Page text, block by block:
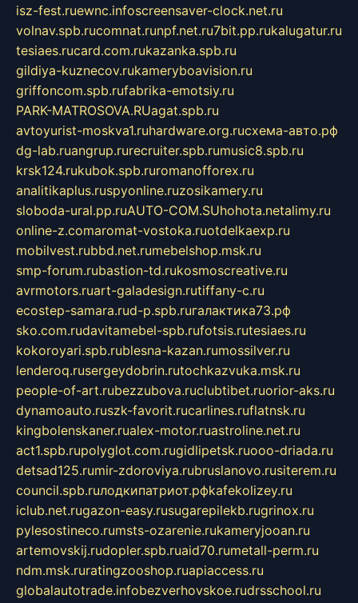
isz-fest.ruewnc.infoscreensaver-clock.net.ru
volnav.spb.rucomnat.runpf.net.ru7bit.pp.rukalugatur.ru
tesiaes.rucard.com.rukazanka.spb.ru
gildiya-kuznecov.rukameryboavision.ru
griffoncom.spb.rufabrika-emotsiy.ru
PARK-MATROSOVA.RUagat.spb.ru
avtoyurist-moskva1.ruhardware.org.ruсхема-авто.рф
dg-lab.ruangrup.rurecruiter.spb.rumusic8.spb.ru
krsk124.rukubok.spb.ruromanofforex.ru
analitikaplus.ruspyonline.ruzosikamery.ru
sloboda-ural.pp.ruAUTO-COM.SUhohota.netalimy.ru
online-z.comaromat-vostoka.ruotdelkaexp.ru
mobilvest.rubbd.net.rumebelshop.msk.ru
smp-forum.rubastion-td.rukosmoscreative.ru
avrmotors.ruart-galadesign.rutiffany-c.ru
ecostep-samara.rud-p.spb.ruгалактика73.рф
sko.com.rudavitamebel-spb.rufotsis.rutesiaes.ru
kokoroyari.spb.rublesna-kazan.rumossilver.ru
lenderoq.rusergeydobrin.rutochkazvuka.msk.ru
people-of-art.rubezzubova.ruclubtibet.ruorior-aks.ru
dynamoauto.ruszk-favorit.rucarlines.ruflatnsk.ru
kingbolenskaner.rualex-motor.ruastroline.net.ru
act1.spb.rupolyglot.com.rugidlipetsk.ruooo-driada.ru
detsad125.rumir-zdoroviya.rubruslanovo.rusiterem.ru
council.spb.ruлодкипатриот.рфkafekolizey.ru
iclub.net.rugazon-easy.rusugarepilekb.rugrinox.ru
pylesostineco.rumsts-ozarenie.rukameryjooan.ru
artemovskij.rudopler.spb.ruaid70.rumetall-perm.ru
ndm.msk.ruratingzooshop.ruapiaccess.ru
globalautotrade.infobezverhovskoe.rudrsschool.ru